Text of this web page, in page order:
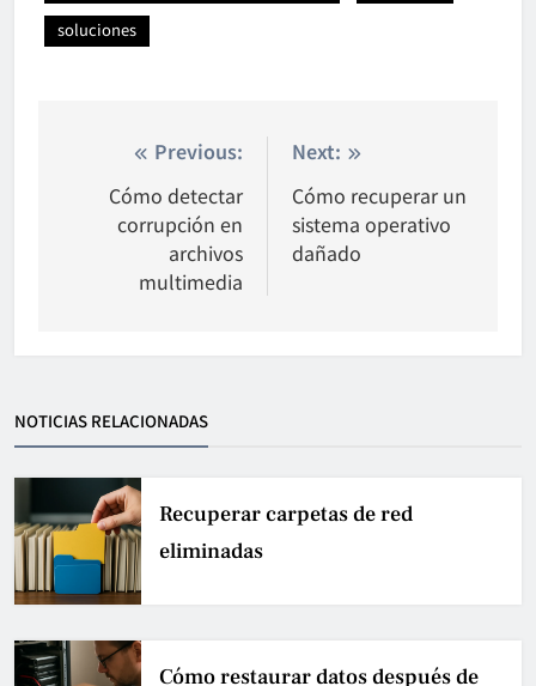
soluciones
Nawigacja
wpisu
Previous:
Cómo detectar
corrupción en
archivos
multimedia
Next:
Cómo recuperar un
sistema operativo
dañado
NOTICIAS RELACIONADAS
Recuperar carpetas de red
eliminadas
Cómo restaurar datos después de